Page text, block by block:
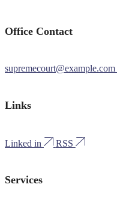
Office Contact
supremecourt@example.com
Links
Linked in RSS
Services